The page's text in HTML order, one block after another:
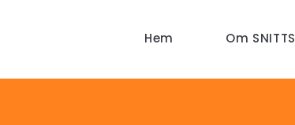
Hem Om SNITTS